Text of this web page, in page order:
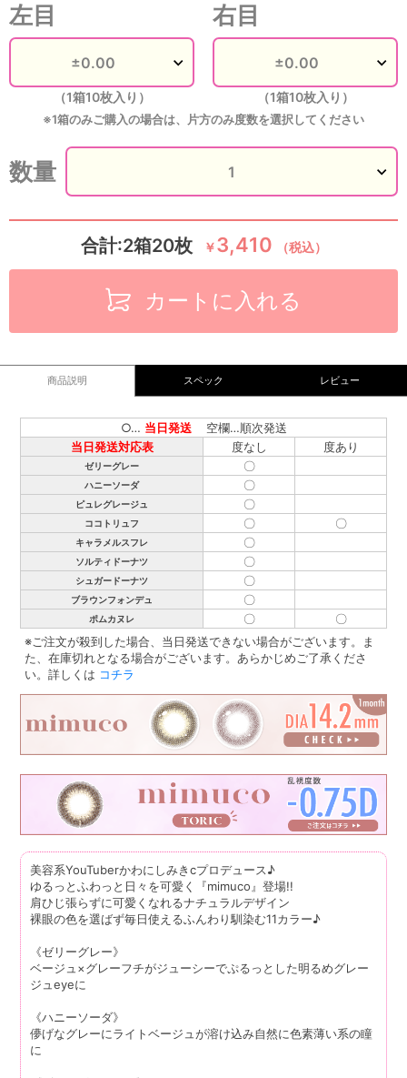
左目
（1箱10枚入り）
右目
（1箱10枚入り）
※1箱のみご購入の場合は、片方のみ度数を選択してください
数量
合計:2箱20枚 ￥3,410 （税込）
カートに入れる
商品説明 スペック レビュー
○… 当日発送
空欄…順次発送
当日発送対応表
度なし 度あり
ゼリーグレー 〇
ハニーソーダ 〇
ピュレグレージュ 〇
ココトリュフ 〇 〇
キャラメルスフレ 〇
ソルティドーナツ 〇
シュガードーナツ 〇
ブラウンフォンデュ 〇
ポムカヌレ 〇
〇
※ご注文が殺到した場合、当日発送できない場合がございます。ま
た、在庫切れとなる場合がございます。あらかじめご了承くださ
い。詳しくは コチラ
美容系YouTuberかわにしみきcプロデュース♪
ゆるっとふわっと日々を可愛く『mimuco』登場!!
肩ひじ張らずに可愛くなれるナチュラルデザイン
裸眼の色を選ばず毎日使えるふんわり馴染む11カラー♪
《ゼリーグレー》
ベージュ×グレーフチがジューシーでぷるっとした明るめグレー
ジュeyeに
《ハニーソーダ》
儚げなグレーにライトベージュが溶け込み自然に色素薄い系の瞳
に